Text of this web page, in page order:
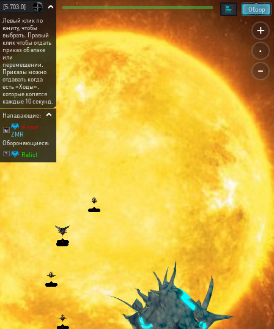
+
.
-
Обзор
[5:703:0]
Левый клик по
юниту, чтобы
выбрать. Правый
клик чтобы отдать
приказ об атаке
или
перемещении.
Приказы можно
отдавать когда
есть «Ходы»,
которые копятся
каждые 10 секунд.
Нападающие:
d-zavr
ZMR
Обороняющиеся:
Relict